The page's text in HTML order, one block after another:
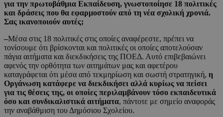
για την πρωτοβάθμια Εκπαίδευση, γνωστοποίησε 18 πολιτικές
και δράσεις που θα εφαρμοστούν από τη νέα σχολική χρονιά.
Σας ικανοποιούν αυτές;
–Μέσα στις 18 πολιτικές στις οποίες αναφέρεστε, πρέπει να
τονίσουμε ότι βρίσκονται και πολιτικές οι οποίες αποτελούσαν
πάγια αιτήματα και διεκδικήσεις της ΠΟΕΔ. Αυτό επιβεβαιώνει
αφενός την ορθότητα των αιτημάτων μας και αφετέρου
καταγράφεται ότι μέσα από τεκμηρίωση και σωστή στρατηγική, η
Οργάνωση κατάφερε να διεκδικήσει αλλά κυρίως να πείσει
για τις θέσεις της, οι οποίες περιλαμβάνουν τόσο εκπαιδευτικά
όσο και συνδικαλιστικά αιτήματα, πάντοτε με σημείο αναφοράς
την αναβάθμιση του Δημόσιου Σχολείου.